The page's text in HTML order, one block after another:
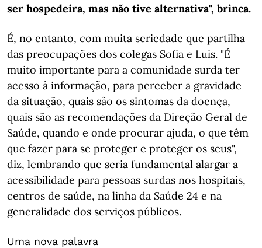
ser hospedeira, mas não tive alternativa", brinca.
É, no entanto, com muita seriedade que partilha
das preocupações dos colegas Sofia e Luis. "É
muito importante para a comunidade surda ter
acesso à informação, para perceber a gravidade
da situação, quais são os sintomas da doença,
quais são as recomendações da Direção Geral de
Saúde, quando e onde procurar ajuda, o que têm
que fazer para se proteger e proteger os seus",
diz, lembrando que seria fundamental alargar a
acessibilidade para pessoas surdas nos hospitais,
centros de saúde, na linha da Saúde 24 e na
generalidade dos serviços públicos.
Uma nova palavra